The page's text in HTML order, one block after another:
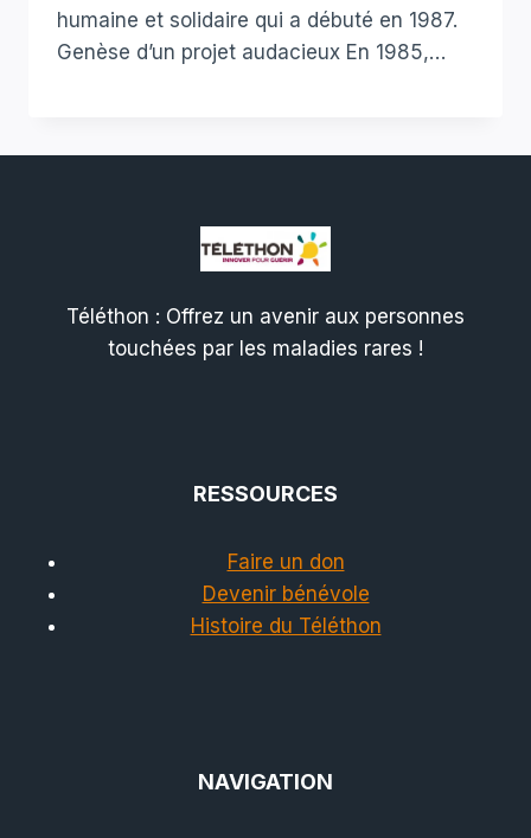
humaine et solidaire qui a débuté en 1987.
Genèse d’un projet audacieux En 1985,…
Téléthon : Offrez un avenir aux personnes
touchées par les maladies rares !
RESSOURCES
Faire un don
Devenir bénévole
Histoire du Téléthon
NAVIGATION